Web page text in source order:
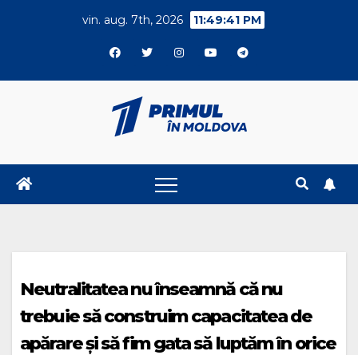
vin. aug. 7th, 2026 11:49:41 PM
Neutralitatea nu înseamnă că nu
trebuie să construim capacitatea de
apărare și să fim gata să luptăm în orice